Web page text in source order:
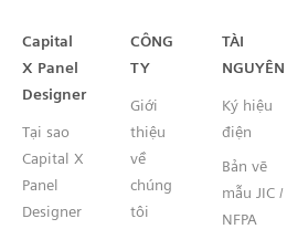
Capital™ X Panel Designer
Capital
X Panel
Designer
Tại sao
Capital X
Panel
Designer
CÔNG
TY
Giới
thiệu
về
chúng
tôi
TÀI
NGUYÊN
Ký hiệu
điện
Bản vẽ
mẫu JIC /
NFPA